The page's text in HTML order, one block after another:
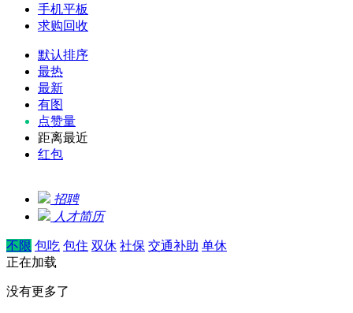
手机平板
求购回收
默认排序
最热
最新
有图
点赞量
距离最近
红包
招聘
人才简历
不限 包吃 包住 双休 社保 交通补助 单休
正在加载
没有更多了